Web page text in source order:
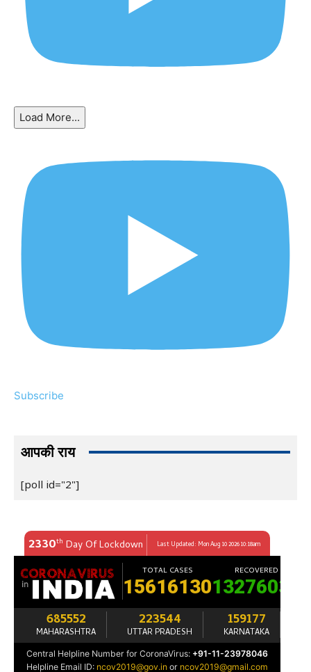
Load More...
Subscribe
आपकी राय
[poll id="2"]